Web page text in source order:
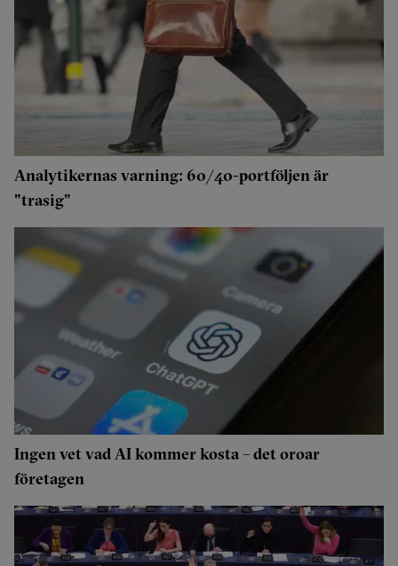
Analytikernas varning: 60/40-portföljen är
"trasig"
Ingen vet vad AI kommer kosta – det oroar
företagen